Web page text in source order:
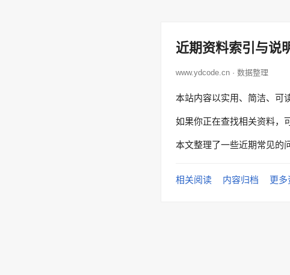
近期资料索引与说
www.ydcode.cn · 数据整理
本站内容以实用、简洁、可
如果你正在查找相关资料，
本文整理了一些近期常见的
相关阅读 内容归档 更多